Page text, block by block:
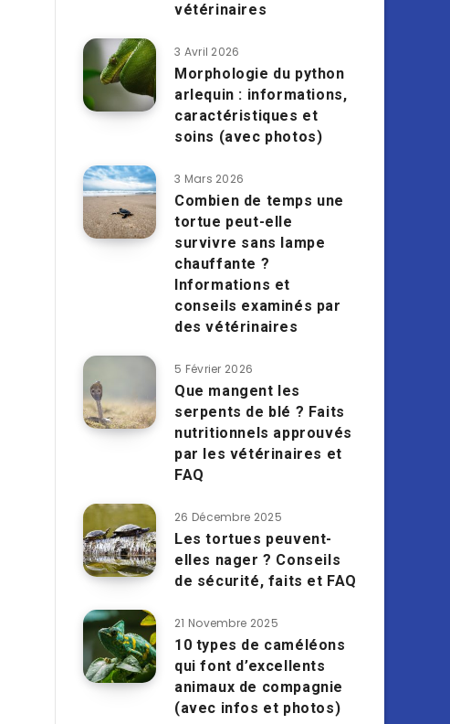
vétérinaires
3 Avril 2026
Morphologie du python
arlequin : informations,
caractéristiques et
soins (avec photos)
3 Mars 2026
Combien de temps une
tortue peut-elle
survivre sans lampe
chauffante ?
Informations et
conseils examinés par
des vétérinaires
5 Février 2026
Que mangent les
serpents de blé ? Faits
nutritionnels approuvés
par les vétérinaires et
FAQ
26 Décembre 2025
Les tortues peuvent-
elles nager ? Conseils
de sécurité, faits et FAQ
21 Novembre 2025
10 types de caméléons
qui font d’excellents
animaux de compagnie
(avec infos et photos)